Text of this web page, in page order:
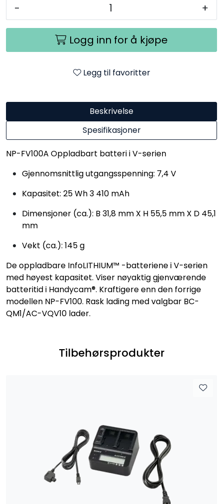
- +
Logg inn for å kjøpe
Legg til favoritter
Beskrivelse
Spesifikasjoner
NP-FV100A Oppladbart batteri i V-serien
Gjennomsnittlig utgangsspenning: 7,4 V
Kapasitet: 25 Wh 3 410 mAh
Dimensjoner (ca.): B 31,8 mm X H 55,5 mm X D 45,1
mm
Vekt (ca.): 145 g
De oppladbare InfoLITHIUM™ -batteriene i V-serien
med høyest kapasitet. Viser nøyaktig gjenværende
batteritid i Handycam®. Kraftigere enn den forrige
modellen NP-FV100. Rask lading med valgbar BC-
QM1/AC-VQV10 lader.
Tilbehørsprodukter